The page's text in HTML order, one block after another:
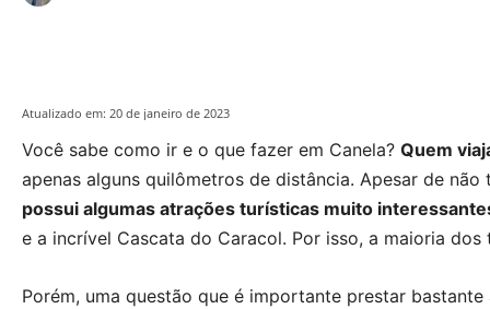
Atualizado em: 20 de janeiro de 2023
Você sabe como ir e o que fazer em Canela? Quem
apenas alguns quilômetros de distância. Apesar de
possui algumas atrações turísticas muito
e a incrível Cascata do Caracol. Por isso, a maioria
Porém, uma questão que é importante prestar